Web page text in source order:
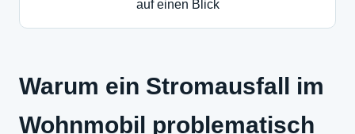
Warum ein Stromausfall im
Wohnmobil problematisch